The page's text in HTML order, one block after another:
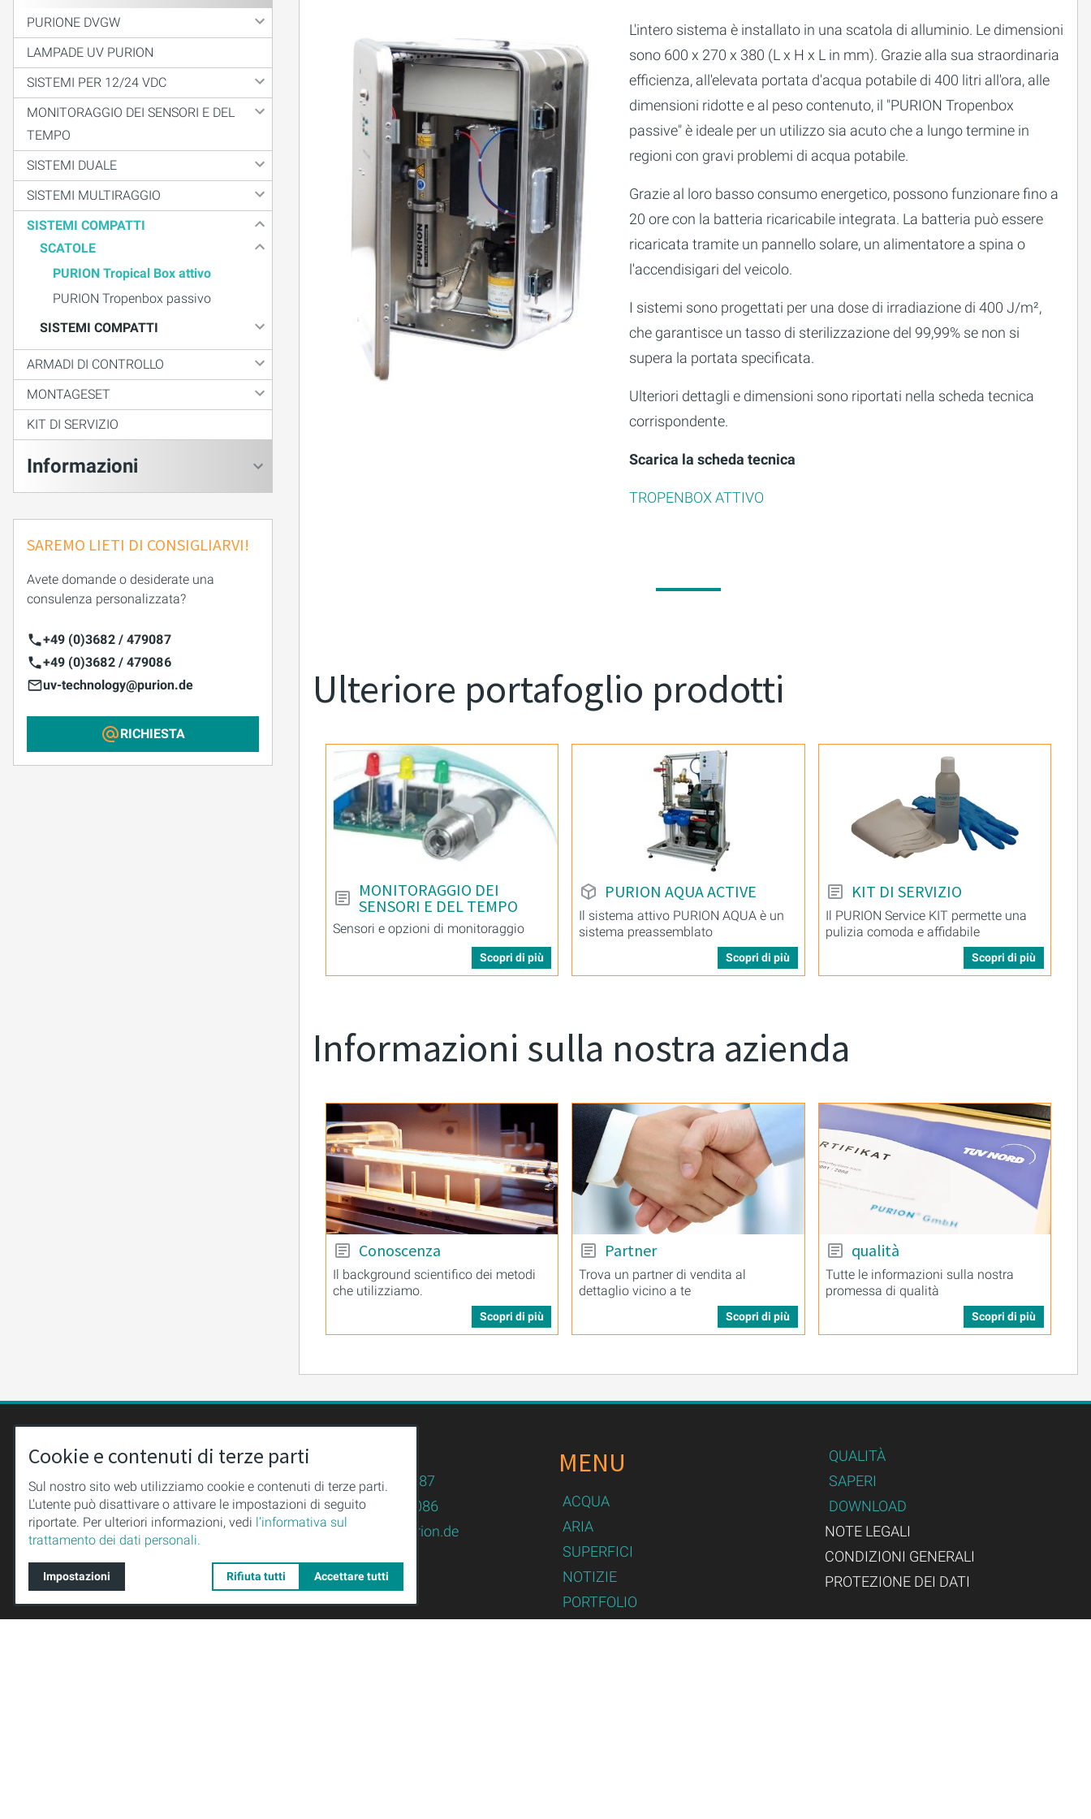
L'intero sistema è installato in una scatola di alluminio. Le dimensioni
sono 600 x 270 x 380 (L x H x L in mm). Grazie alla sua straordinaria
efficienza, all'elevata portata d'acqua potabile di 400 litri all'ora, alle
dimensioni ridotte e al peso contenuto, il "PURION Tropenbox
passive" è ideale per un utilizzo sia acuto che a lungo termine in
regioni con gravi problemi di acqua potabile.
Grazie al loro basso consumo energetico, possono funzionare fino a
20 ore con la batteria ricaricabile integrata. La batteria può essere
ricaricata tramite un pannello solare, un alimentatore a spina o
l'accendisigari del veicolo.
I sistemi sono progettati per una dose di irradiazione di 400 J/m²,
che garantisce un tasso di sterilizzazione del 99,99% se non si
supera la portata specificata.
Ulteriori dettagli e dimensioni sono riportati nella scheda tecnica
corrispondente.
Scarica la scheda tecnica
TROPENBOX ATTIVO
Ulteriore portafoglio prodotti
MONITORAGGIO DEI
SENSORI E DEL TEMPO
Sensori e opzioni di monitoraggio
Scopri di più
PURION AQUA ACTIVE
Il sistema attivo PURION AQUA è un
sistema preassemblato
Scopri di più
KIT DI SERVIZIO
Il PURION Service KIT permette una
pulizia comoda e affidabile
Scopri di più
Informazioni sulla nostra azienda
Conoscenza
Il background scientifico dei metodi
che utilizziamo.
Scopri di più
Partner
Trova un partner di vendita al
dettaglio vicino a te
Scopri di più
qualità
Tutte le informazioni sulla nostra
promessa di qualità
Scopri di più
PURIONE DVGW
LAMPADE UV PURION
SISTEMI PER 12/24 VDC
MONITORAGGIO DEI SENSORI E DEL
TEMPO
SISTEMI DUALE
SISTEMI MULTIRAGGIO
SISTEMI COMPATTI
SCATOLE
PURION Tropical Box attivo
PURION Tropenbox passivo
SISTEMI COMPATTI
ARMADI DI CONTROLLO
MONTAGESET
KIT DI SERVIZIO
Informazioni
SAREMO LIETI DI CONSIGLIARVI!
Avete domande o desiderate una
consulenza personalizzata?
+49 (0)3682 / 479087
+49 (0)3682 / 479086
uv-technology@purion.de
RICHIESTA
CONTATTI
PURION GmbH
Meininger Straße 41
98544 Zella-Mehlis
Germania
www.purion.de
+49 (0)3682 / 479087
+49 (0)3682 / 479086
uv-technology@purion.de
MENU
ACQUA
ARIA
SUPERFICI
NOTIZIE
PORTFOLIO
QUALITÀ
SAPERI
DOWNLOAD
NOTE LEGALI
CONDIZIONI GENERALI
PROTEZIONE DEI DATI
Cookie e contenuti di terze parti
Sul nostro sito web utilizziamo cookie e contenuti di terze parti.
L'utente può disattivare o attivare le impostazioni di seguito
riportate. Per ulteriori informazioni, vedi l’informativa sul
trattamento dei dati personali.
Impostazioni Rifiuta tutti Accettare tutti